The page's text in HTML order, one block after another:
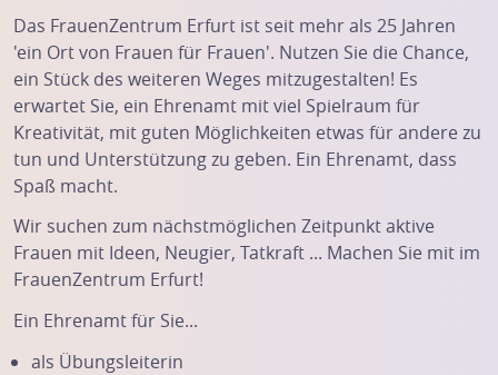
Das FrauenZentrum Erfurt ist seit mehr als 25 Jahren
'ein Ort von Frauen für Frauen'. Nutzen Sie die Chance,
ein Stück des weiteren Weges mitzugestalten! Es
erwartet Sie, ein Ehrenamt mit viel Spielraum für
Kreativität, mit guten Möglichkeiten etwas für andere zu
tun und Unterstützung zu geben. Ein Ehrenamt, dass
Spaß macht.
Wir suchen zum nächstmöglichen Zeitpunkt aktive
Frauen mit Ideen, Neugier, Tatkraft ... Machen Sie mit im
FrauenZentrum Erfurt!
Ein Ehrenamt für Sie...
als Übungsleiterin